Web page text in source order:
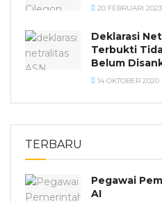
20 FEBRUARI 2023
Deklarasi
Terbukti
Belum
14 OKTOBER 2020
TERBARU
Pegawai
AI